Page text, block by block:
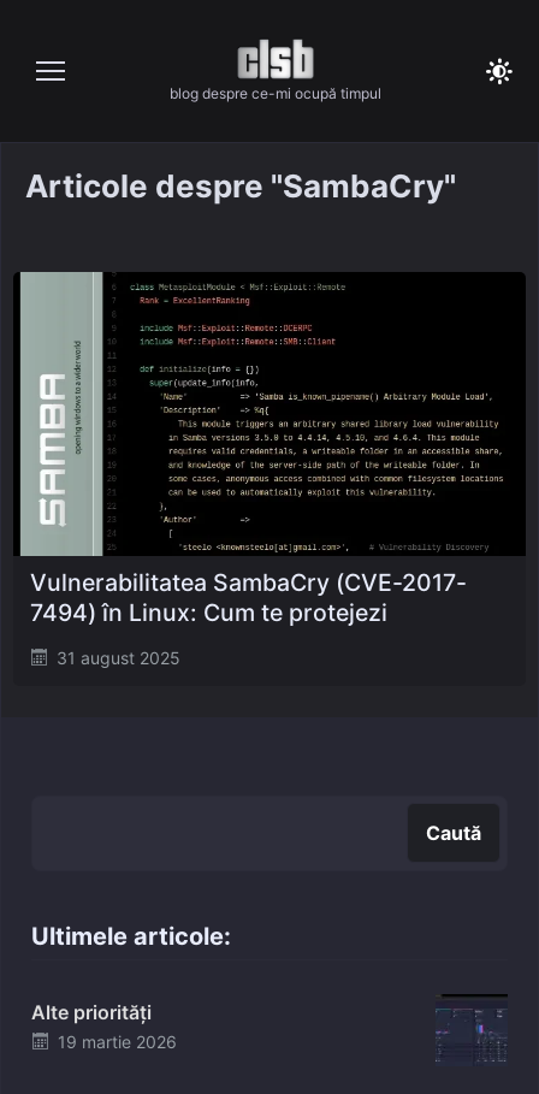
content
blog despre ce-mi ocupă timpul
Articole despre "SambaCry"
Posted
31 august 2025
Vulnerabilitatea SambaCry (CVE-2017-
7494) în Linux: Cum te protejezi
Caută
Ultimele articole:
Alte priorități
Posted
19 martie 2026